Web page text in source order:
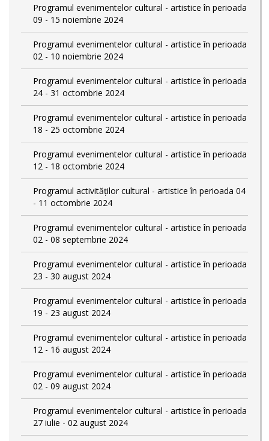
Programul evenimentelor cultural - artistice în perioada
09 - 15 noiembrie 2024
Programul evenimentelor cultural - artistice în perioada
02 - 10 noiembrie 2024
Programul evenimentelor cultural - artistice în perioada
24 - 31 octombrie 2024
Programul evenimentelor cultural - artistice în perioada
18 - 25 octombrie 2024
Programul evenimentelor cultural - artistice în perioada
12 - 18 octombrie 2024
Programul activităților cultural - artistice în perioada 04
- 11 octombrie 2024
Programul evenimentelor cultural - artistice în perioada
02 - 08 septembrie 2024
Programul evenimentelor cultural - artistice în perioada
23 - 30 august 2024
Programul evenimentelor cultural - artistice în perioada
19 - 23 august 2024
Programul evenimentelor cultural - artistice în perioada
12 - 16 august 2024
Programul evenimentelor cultural - artistice în perioada
02 - 09 august 2024
Programul evenimentelor cultural - artistice în perioada
27 iulie - 02 august 2024